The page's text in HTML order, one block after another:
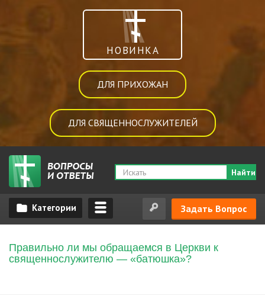
НОВИНКА
ДЛЯ ПРИХОЖАН
ДЛЯ СВЯЩЕННОСЛУЖИТЕЛЕЙ
Найти
Задать Вопрос
Правильно ли мы обращаемся в Церкви к
священнослужителю — «батюшка»?